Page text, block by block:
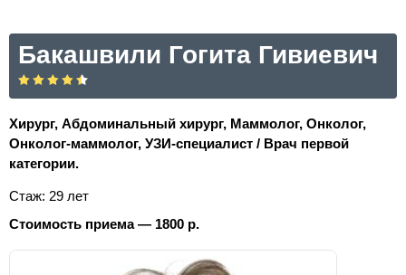
Бакашвили Гогита Гивиевич
Хирург, Абдоминальный хирург, Маммолог, Онколог,
Онколог-маммолог, УЗИ-специалист / Врач первой
категории.
Стаж: 29 лет
Стоимость приема — 1800 р.